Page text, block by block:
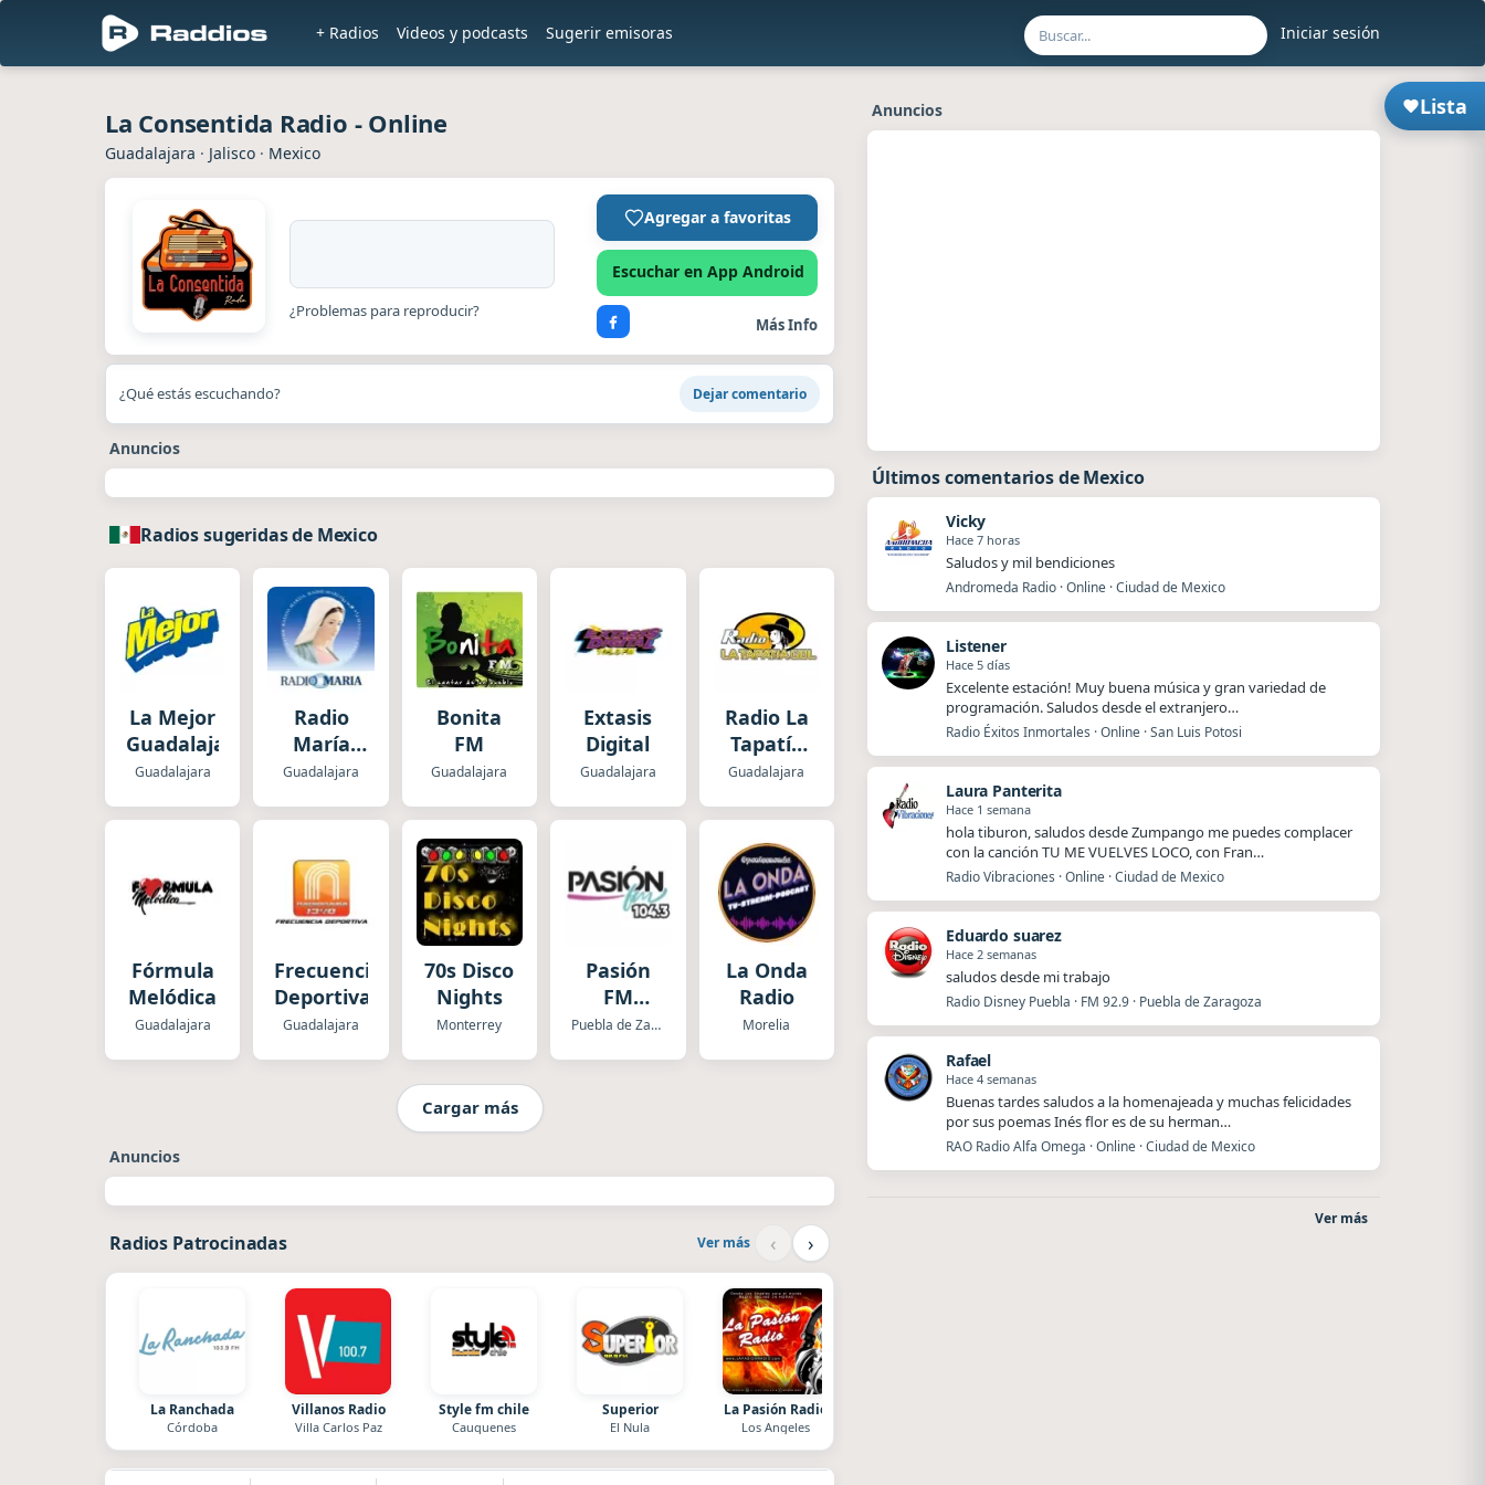
Iniciar sesión
+ Radios Videos y podcasts Sugerir emisoras
Lista
La Consentida Radio - Online
Guadalajara · Jalisco · Mexico
¿Problemas para reproducir?
Agregar a favoritas
Escuchar en App Android
Más Info
¿Qué estás escuchando? Dejar comentario
Anuncios
Radios sugeridas de Mexico
La Mejor
Guadalajara
Guadalajara
Radio
María
México
Guadalajara
Bonita
FM
Guadalajara
Extasis
Digital
Guadalajara
Radio La
Tapatía
GDL
Guadalajara
Fórmula
Melódica
Guadalajara
Frecuencia
Deportiva
Guadalajara
70s Disco
Nights
Monterrey
Pasión
FM
XHPUEPuebla de Zaragoza
La Onda
Radio
Morelia
Cargar más
Anuncios
Radios Patrocinadas Ver más ‹ ›
La Ranchada
Córdoba
Villanos Radio
Villa Carlos Paz
Style fm chile
Cauquenes
Superior
El Nula
La Pasión Radio
Los Angeles
Anuncios
Últimos comentarios de Mexico
Vicky
Hace 7 horas
Saludos y mil bendiciones
Andromeda Radio · Online · Ciudad de Mexico
Listener
Hace 5 días
Excelente estación! Muy buena música y gran variedad de
programación. Saludos desde el extranjero…
Radio Éxitos Inmortales · Online · San Luis Potosi
Laura Panterita
Hace 1 semana
hola tiburon, saludos desde Zumpango me puedes complacer
con la canción TU ME VUELVES LOCO, con Fran…
Radio Vibraciones · Online · Ciudad de Mexico
Eduardo suarez
Hace 2 semanas
saludos desde mi trabajo
Radio Disney Puebla · FM 92.9 · Puebla de Zaragoza
Rafael
Hace 4 semanas
Buenas tardes saludos a la homenajeada y muchas felicidades
por sus poemas Inés flor es de su herman…
RAO Radio Alfa Omega · Online · Ciudad de Mexico
Ver más